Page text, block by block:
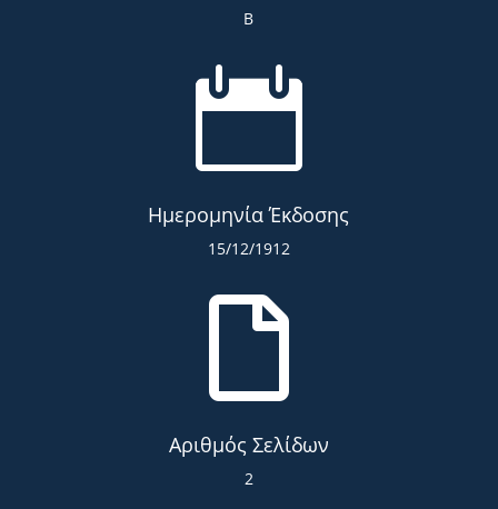
Β

Ημερομηνία Έκδοσης
15/12/1912

Αριθμός Σελίδων
2